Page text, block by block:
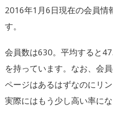
2016年1月6日現在の会員情
す。
会員数は630。平均すると
を持っています。なお、会
ページはあるはずなのにリ
実際にはもう少し高い率にな